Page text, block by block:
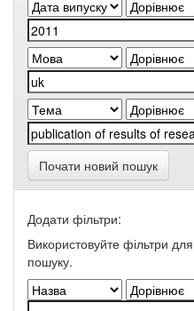
Почати новий пошук
Додати фільтри:
Використовуйте фільтри
пошуку.